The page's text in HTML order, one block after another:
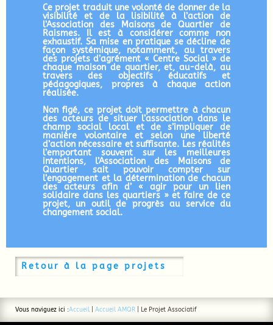
Ce projet traduit une volonté de donner de la
visibilité et de la lisibilité à l’action de
l’Association des Maisons de Quartier de
Raismes. Il est à considérer comme non
exhaustif. Sa mise en pratique se décline de
façon systémique, notamment, au travers
des projets d’agrément « Centre Social » de
chaque maison de quartier, et, au-delà, au
travers des objectifs éducatifs et
pédagogiques, propres à chaque action
réalisée.
Non figé, ce projet doit permettre à chacun
des acteurs de situer l’association dans le
champ social local et de s’impliquer de
manière volontaire et selon une liberté
d’action nécessaire et suffisante. Les réalités
l’emportant souvent sur les meilleures
intentions, l’Association des Maisons de
Quartier sait pouvoir compter sur
l’engagement et la détermination de chacun
des acteurs afin d’ « agir pour un lien
solidaire dans les quartiers » et faire de ce
projet, un outil de progrès au service du
changement social.
Retour à la page projets
Vous naviguez ici :Accueil| Accueil AMQR Le Projet Associatif